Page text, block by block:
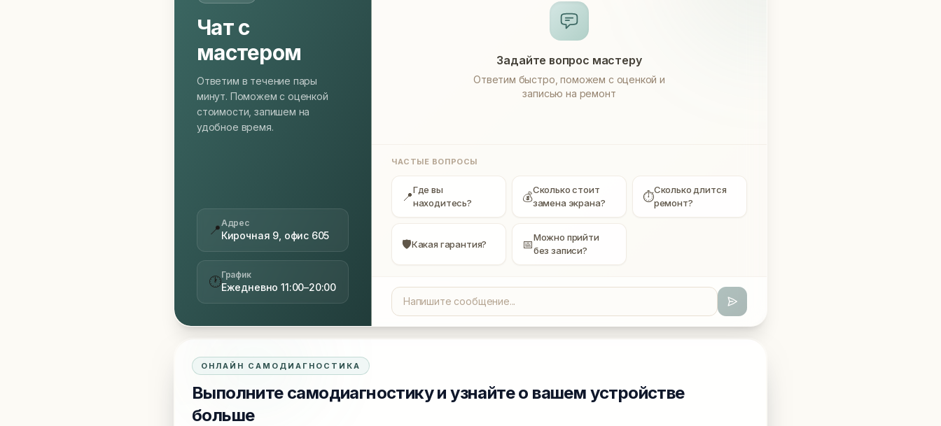
Чат с
мастером
Ответим в течение пары
минут. Поможем с оценкой
стоимости, запишем на
удобное время.
📍Адрес
Кирочная 9, офис 605
🕐График
Ежедневно 11:00–20:00
Задайте вопрос мастеру
Ответим быстро, поможем с оценкой и
записью на ремонт
ЧАСТЫЕ ВОПРОСЫ
📍Где вы
находитесь?
💰Сколько стоит
замена экрана?
⏱Сколько длится
ремонт?
🛡Какая гарантия? 📅Можно прийти
без записи?
ОНЛАЙН САМОДИАГНОСТИКА
Выполните самодиагностику и узнайте о вашем устройстве
больше